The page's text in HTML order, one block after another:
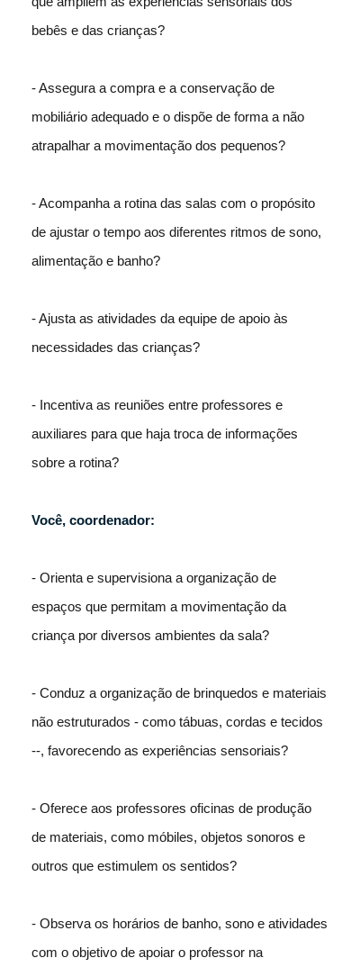
bebês e das crianças?
- Assegura a compra e a conservação de
mobiliário adequado e o dispõe de forma a não
atrapalhar a movimentação dos pequenos?
- Acompanha a rotina das salas com o propósito
de ajustar o tempo aos diferentes ritmos de sono,
alimentação e banho?
- Ajusta as atividades da equipe de apoio às
necessidades das crianças?
- Incentiva as reuniões entre professores e
auxiliares para que haja troca de informações
sobre a rotina?
Você, coordenador:
- Orienta e supervisiona a organização de
espaços que permitam a movimentação da
criança por diversos ambientes da sala?
- Conduz a organização de brinquedos e materiais
não estruturados - como tábuas, cordas e tecidos
--, favorecendo as experiências sensoriais?
- Oferece aos professores oficinas de produção
de materiais, como móbiles, objetos sonoros e
outros que estimulem os sentidos?
- Observa os horários de banho, sono e atividades
com o objetivo de apoiar o professor na